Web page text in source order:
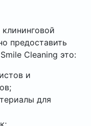
предоставить
Cleaning это:
и
для